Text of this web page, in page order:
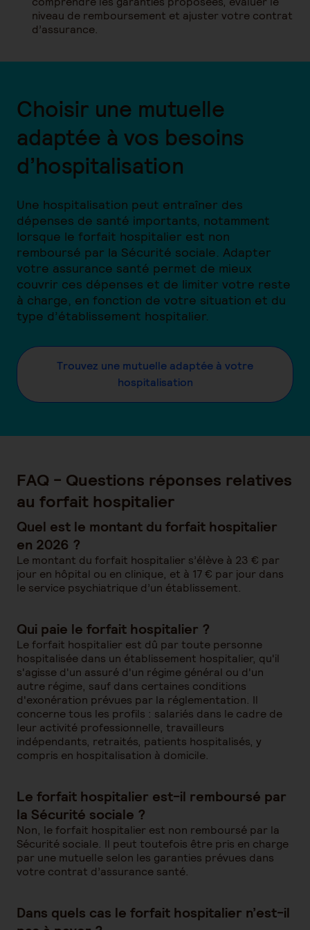
niveau de remboursement et ajuster votre contrat
d’assurance.
Choisir une mutuelle
adaptée à vos besoins
d’hospitalisation
Une hospitalisation peut entraîner des
dépenses de santé importants, notamment
lorsque le forfait hospitalier est non
remboursé par la Sécurité sociale. Adapter
votre assurance santé permet de mieux
couvrir ces dépenses et de limiter votre reste
à charge, en fonction de votre situation et du
type d’établissement hospitalier.
Trouvez une mutuelle adaptée à votre
hospitalisation
FAQ - Questions réponses relatives
au forfait hospitalier
Quel est le montant du forfait hospitalier
en 2026 ?
Le montant du forfait hospitalier s’élève à 23 € par
jour en hôpital ou en clinique, et à 17 € par jour dans
le service psychiatrique d’un établissement.
Qui paie le forfait hospitalier ?
Le forfait hospitalier est dû par toute personne
hospitalisée dans un établissement hospitalier, qu'il
s'agisse d'un assuré d'un régime général ou d'un
autre régime, sauf dans certaines conditions
d'exonération prévues par la réglementation. Il
concerne tous les profils : salariés dans le cadre de
leur activité professionnelle, travailleurs
indépendants, retraités, patients hospitalisés, y
compris en hospitalisation à domicile.
Le forfait hospitalier est-il remboursé par
la Sécurité sociale ?
Non, le forfait hospitalier est non remboursé par la
Sécurité sociale. Il peut toutefois être pris en charge
par une mutuelle selon les garanties prévues dans
votre contrat d’assurance santé.
Dans quels cas le forfait hospitalier n’est-il